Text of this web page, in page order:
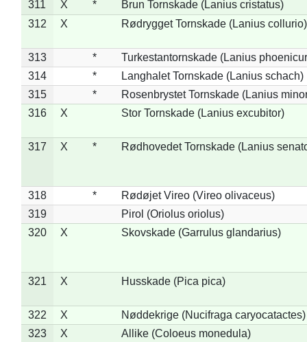
311 X *
Brun Tornskade (Lanius cristatus)
312
X Rødrygget Tornskade (Lanius collurio)
313 *
Turkestantornskade (Lanius
314
*
Langhalet Tornskade (Lanius schach)
315
*
Rosenbrystet Tornskade (Lanius
316
X Stor Tornskade (Lanius excubitor)
317 X * Rødhovedet Tornskade (Lanius
318 *
Rødøjet Vireo (Vireo olivaceus)
319
Pirol (Oriolus oriolus)
320
X Skovskade (Garrulus glandarius)
321 X Husskade (Pica pica)
322 X
Nøddekrige (Nucifraga caryocatactes)
323
X Allike (Coloeus monedula)